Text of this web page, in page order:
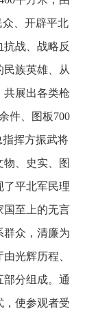
众、开辟平北
战、战略反
族英雄、从
共展出各类枪
件、图板700
指挥方振武将
、史实、图
了平北军民理
国至上的无言
群众，清廉为
光辉历程、
分组成。通
，使参观者受